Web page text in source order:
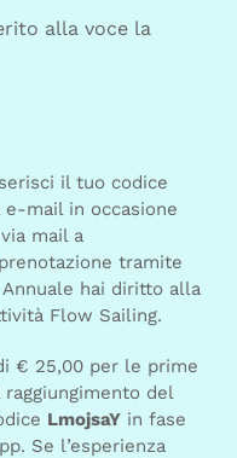
alla voce la
il tuo codice
mail in occasione
mail a
tramite
hai diritto alla
Flow Sailing.
€ 25,00 per le prime
del
LmojsaY in fase
Se l’esperienza